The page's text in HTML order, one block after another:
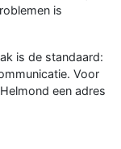
is
is de standaard:
Voor
een adres